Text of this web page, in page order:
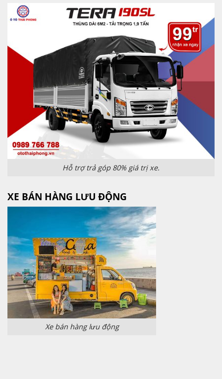
Hỗ trợ trả góp 80% giá trị xe.
XE BÁN HÀNG LƯU ĐỘNG
Xe bán hàng lưu động